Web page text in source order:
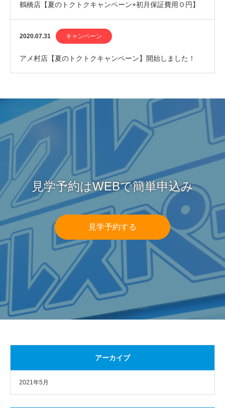
鶴橋店【夏のトクトクキャンペーン+初月保証費用０円】
開始しました！
2020.07.31 キャンペーン
アメ村店【夏のトクトクキャンペーン】開始しました！
見学予約はWEBで簡単申込み
見学予約する
アーカイブ
2021年5月